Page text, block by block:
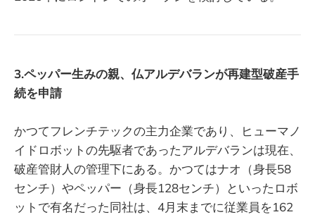
3.ペッパー生みの親、仏アルデバランが再建型破産手
続を申請
かつてフレンチテックの主力企業であり、ヒューマノ
イドロボットの先駆者であったアルデバランは現在、
破産管財人の管理下にある。かつてはナオ（身長58
センチ）やペッパー（身長128センチ）といったロボ
ットで有名だった同社は、4月末までに従業員を162